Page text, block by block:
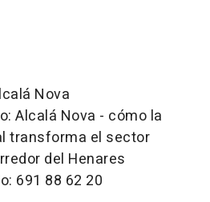
Nova
Alcalá Nova - cómo la
transforma el sector
del Henares
691 88 62 20